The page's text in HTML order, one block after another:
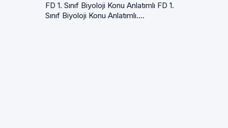
FD 1. Sınıf Biyoloji Konu Anlatımlı FD 1.
Sınıf Biyoloji Konu Anlatımlı....